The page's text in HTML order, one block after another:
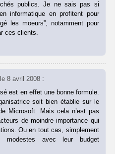
publics. Je ne sais pas si
informatique en profitent pour
les moeurs”, notamment pour
ces clients.
le 8 avril 2008 :
est en effet une bonne formule.
soit bien établie sur le
Microsoft. Mais cela n’est pas
de moindre importance qui
Ou en tout cas, simplement
modestes avec leur budget